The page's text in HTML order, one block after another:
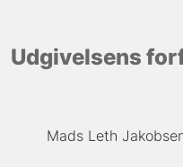
Udgivelsens
Mads Leth